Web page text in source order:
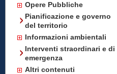
Opere Pubbliche
Pianificazione e governo
del territorio
Informazioni ambientali
Interventi straordinari e di
emergenza
Altri contenuti